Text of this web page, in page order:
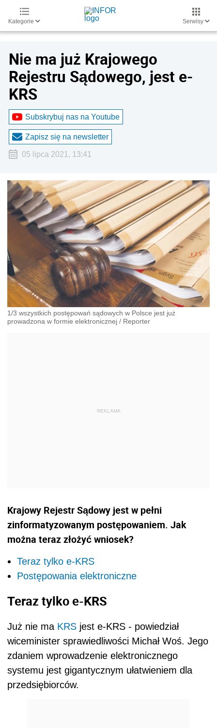
Kategorie Serwisy
Nie ma już Krajowego
Rejestru Sądowego, jest e-
KRS
Subskrybuj nas na Youtube
Zapisz się na newsletter
05 lipca 2021, 13:41
1/3 wszystkich postępowań sądowych w Polsce jest już
prowadzona w formie elektronicznej / Reporter
Krajowy Rejestr Sądowy jest w pełni
zinformatyzowanym postępowaniem. Jak
można teraz złożyć wniosek?
Teraz tylko e-KRS
Postępowania elektroniczne
Teraz tylko e-KRS
Już nie ma KRS jest e-KRS - powiedział
wiceminister sprawiedliwości Michał Woś. Jego
zdaniem wprowadzenie elektronicznego
systemu jest gigantycznym ułatwieniem dla
przedsiębiorców.